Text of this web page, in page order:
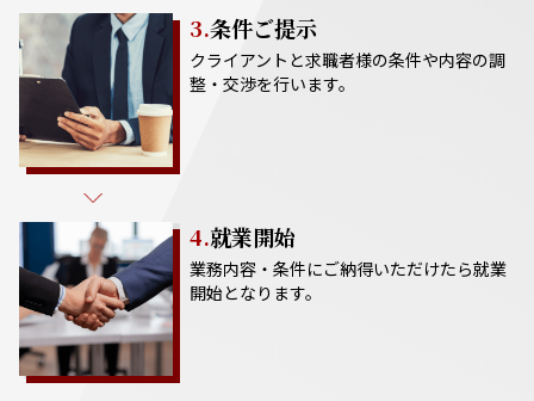
3.条件ご提示
クライアントと求職者様の条件や内容の調
整・交渉を行います。
4.就業開始
業務内容・条件にご納得いただけたら就業
開始となります。